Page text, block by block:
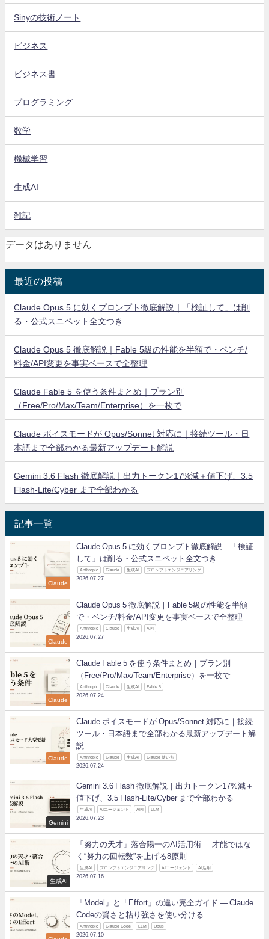
Sinyの技術ノート
ビジネス
ビジネス書
プログラミング
数学
機械学習
生成AI
雑記
データはありません
最近の投稿
Claude Opus 5 に効くプロンプト徹底解説｜「検証して」は削
る・公式スニペット全文つき
Claude Opus 5 徹底解説｜Fable 5級の性能を半額で・ベンチ/
料金/API変更を事実ベースで全整理
Claude Fable 5 を使う条件まとめ｜プラン別
（Free/Pro/Max/Team/Enterprise）を一枚で
Claude ボイスモードが Opus/Sonnet 対応に｜接続ツール・日
本語まで全部わかる最新アップデート解説
Gemini 3.6 Flash 徹底解説｜出力トークン17%減＋値下げ、3.5
Flash-Lite/Cyber まで全部わかる
記事一覧
Claude
Claude Opus 5 に効くプロンプト徹底解説｜「検証
して」は削る・公式スニペット全文つき
Anthropic Claude 生成AI プロンプトエンジニアリング
2026.07.27
Claude
Claude Opus 5 徹底解説｜Fable 5級の性能を半額
で・ベンチ/料金/API変更を事実ベースで全整理
Anthropic Claude 生成AI API
2026.07.27
Claude
Claude Fable 5 を使う条件まとめ｜プラン別
（Free/Pro/Max/Team/Enterprise）を一枚で
Anthropic Claude 生成AI Fable 5
2026.07.24
Claude
Claude ボイスモードが Opus/Sonnet 対応に｜接続
ツール・日本語まで全部わかる最新アップデート解
説
Anthropic Claude 生成AI Claude 使い方
2026.07.24
Gemini
Gemini 3.6 Flash 徹底解説｜出力トークン17%減＋
値下げ、3.5 Flash-Lite/Cyber まで全部わかる
生成AI AIエージェント API LLM
2026.07.23
生成AI
「努力の天才」落合陽一のAI活用術──才能ではな
く“努力の回転数”を上げる8原則
生成AI プロンプトエンジニアリング AIエージェント AI活用
2026.07.16
「Model」と「Effort」の違い完全ガイド ― Claude
Codeの賢さと粘り強さを使い分ける
Anthropic Claude Code LLM Opus
2026.07.10